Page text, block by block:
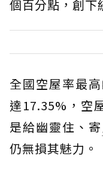
個百分點，創下
全國空屋率最
達17.35%，空
是給幽靈住、寄
仍無損其魅力。